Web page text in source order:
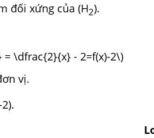
đối xứng của (H2).
\dfrac{2}{x} - 2=f(x)-2\)
vị.